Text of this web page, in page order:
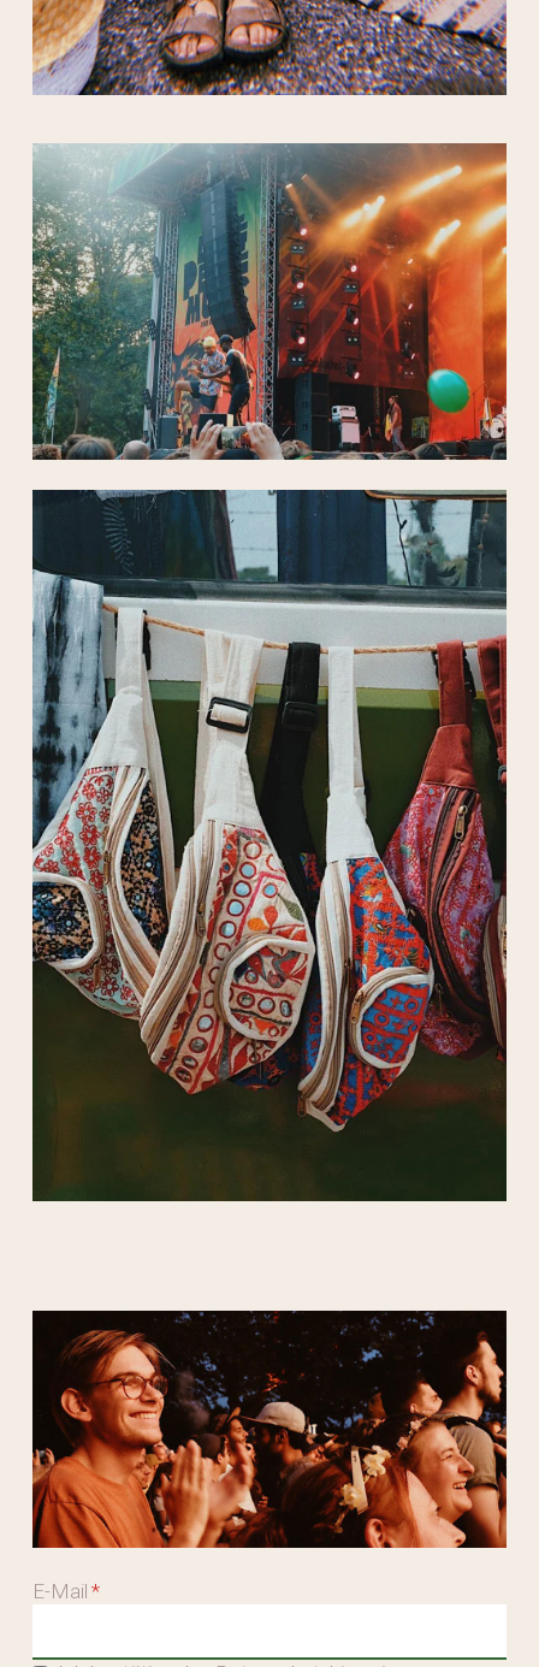
Es befinden sich keine Produkte
im Warenkorb.
GO TO SHOP
E-Mail